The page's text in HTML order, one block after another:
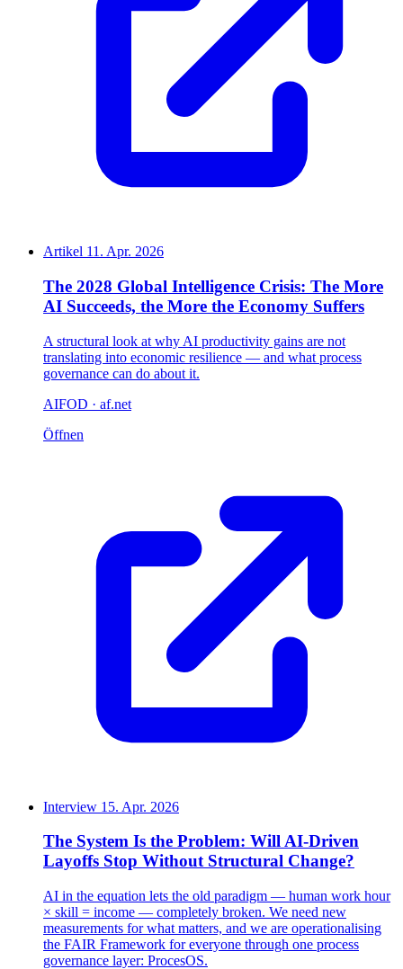
Artikel 11. Apr. 2026
The 2028 Global Intelligence Crisis: The More
AI Succeeds, the More the Economy Suffers
A structural look at why AI productivity gains are not
translating into economic resilience — and what process
governance can do about it.
AIFOD · af.net
Öffnen
Interview 15. Apr. 2026
The System Is the Problem: Will AI-Driven
Layoffs Stop Without Structural Change?
AI in the equation lets the old paradigm — human work hour
× skill = income — completely broken. We need new
measurements for what matters, and we are operationalising
the FAIR Framework for everyone through one process
governance layer: ProcesOS.